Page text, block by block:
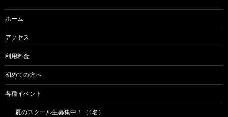
ョ
ン
ホーム
アクセス
利用料金
初めての方へ
各種イベント
夏のスクール生募集中！（1名）